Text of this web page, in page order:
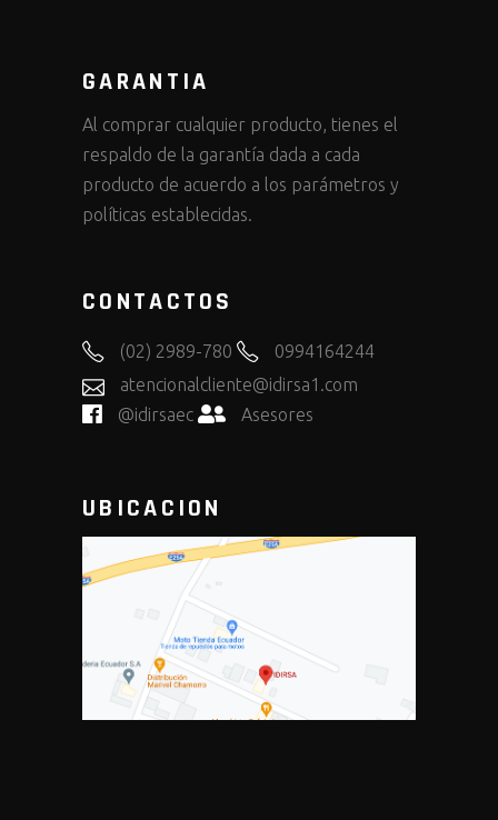
GARANTIA
Al comprar cualquier producto, tienes el
respaldo de la garantía dada a cada
producto de acuerdo a los parámetros y
políticas establecidas.
CONTACTOS
(02) 2989-780
0994164244
atencionalcliente@idirsa1.com
@idirsaec
Asesores
UBICACION